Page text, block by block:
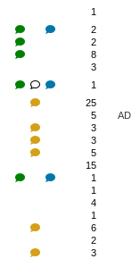
1
2
2
8
3
1
25
5
AD
3
3
5
15
1
1
4
1
6
2
3